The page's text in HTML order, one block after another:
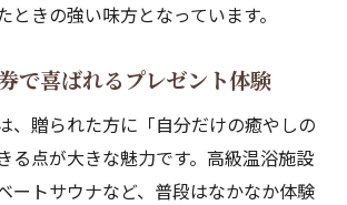
ときの強い味方となっています。
で喜ばれるプレゼント体験
、贈られた方に「自分だけの癒やしの
る点が大きな魅力です。高級温浴施設
ートサウナなど、普段はなかなか体験